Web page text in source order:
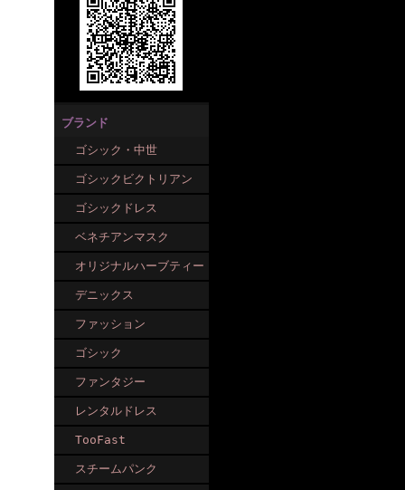
ブランド
ゴシック・中世
ゴシックビクトリアン
ゴシックドレス
ベネチアンマスク
オリジナルハーブティー
デニックス
ファッション
ゴシック
ファンタジー
レンタルドレス
TooFast
スチームパンク